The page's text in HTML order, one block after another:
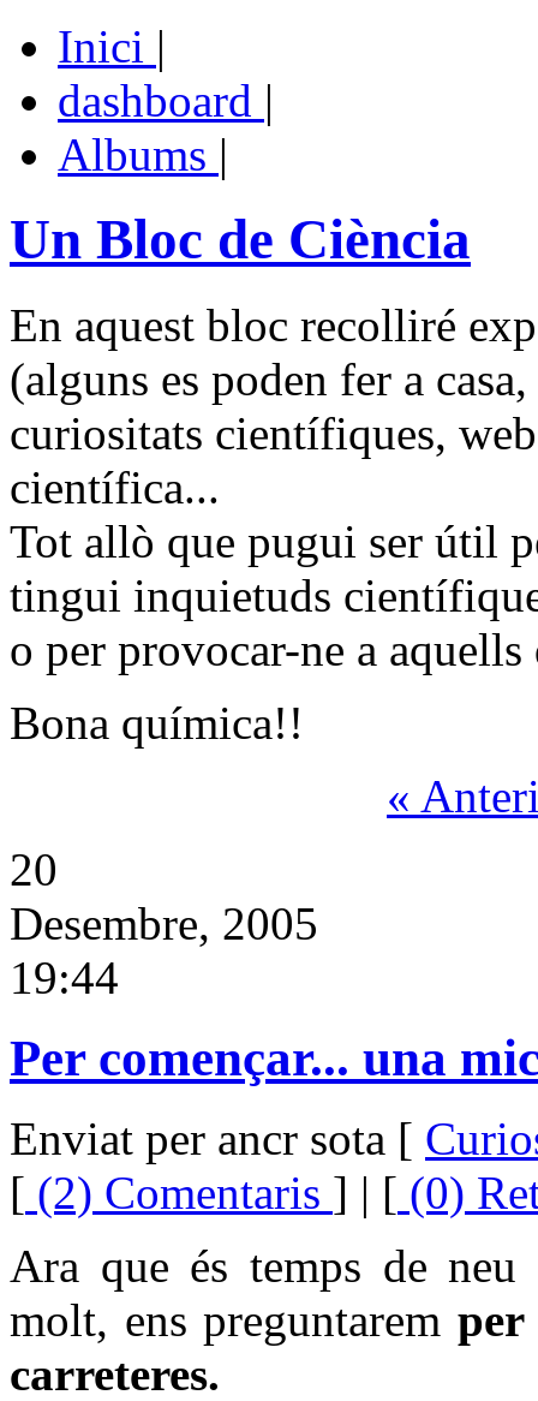
Inici |
dashboard |
Albums |
Un Bloc de Ciència
En aquest bloc recolliré
(alguns es poden fer a
curiositats científiques,
científica...
Tot allò que pugui ser útil
tingui inquietuds
o per provocar-ne a
Bona química!!
«
20
Desembre, 2005
19:44
Per començar... una
Enviat per ancr sota [
[ (2) Comentaris ] | [ (0)
Ara que és temps de
molt, ens preguntarem per
carreteres.